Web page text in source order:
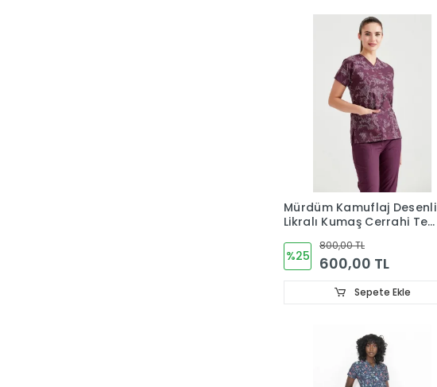
Mürdüm Kamuflaj Desenli
Likralı Kumaş Cerrahi Tek
%25
800,00 TL
600,00 TL
Sepete Ekle